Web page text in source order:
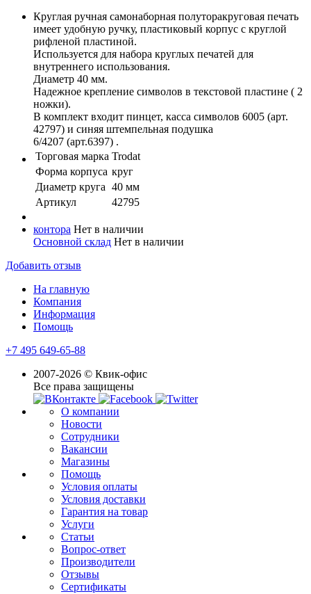
Круглая ручная самонаборная полуторакруговая печать
имеет удобную ручку, пластиковый корпус с круглой
рифленой пластиной.
Используется для набора круглых печатей для
внутреннего использования.
Диаметр 40 мм.
Надежное крепление символов в текстовой пластине ( 2
ножки).
В комплект входит пинцет, касса символов 6005 (арт.
42797) и синяя штемпельная подушка
6/4207 (арт.6397) .
Торговая марка Trodat
Форма корпуса круг
Диаметр круга 40 мм
Артикул
42795
контора Нет в наличии
Основной склад Нет в наличии
Добавить отзыв
На главную
Компания
Информация
Помощь
+7 495 649-65-88
2007-2026 © Квик-офис
Все права защищены
О компании
Новости
Сотрудники
Вакансии
Магазины
Помощь
Условия оплаты
Условия доставки
Гарантия на товар
Услуги
Статьи
Вопрос-ответ
Производители
Отзывы
Сертификаты